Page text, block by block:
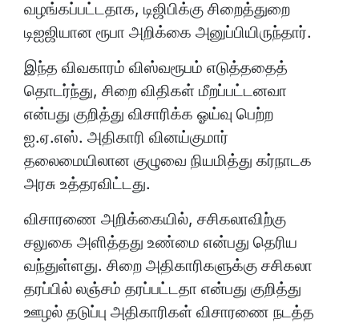
வழங்கப்பட்டதாக, டிஜிபிக்கு சிறைத்துறை
டிஐஜியான ரூபா அறிக்கை அனுப்பியிருந்தார்.
இந்த விவகாரம் விஸ்வரூபம் எடுத்ததைத்
தொடர்ந்து, சிறை விதிகள் மீறப்பட்டனவா
என்பது குறித்து விசாரிக்க ஓய்வு பெற்ற
ஐ.ஏ.எஸ். அதிகாரி வினய்குமார்
தலைமையிலான குழுவை நியமித்து கர்நாடக
அரசு உத்தரவிட்டது.
விசாரணை அறிக்கையில், சசிகலாவிற்கு
சலுகை அளித்தது உண்மை என்பது தெரிய
வந்துள்ளது. சிறை அதிகாரிகளுக்கு சசிகலா
தரப்பில் லஞ்சம் தரப்பட்டதா என்பது குறித்து
ஊழல் தடுப்பு அதிகாரிகள் விசாரணை நடத்த